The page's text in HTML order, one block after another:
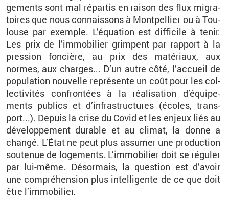
ge­ments sont mal ré­par­tis en rai­son des flux mi­gra­
toires que nous connais­sons à Mont­pel­lier ou à Tou­
louse par exemple. L’équa­tion est dif­fi­cile à tenir.
Les prix de l’im­mo­bi­lier grimpent par rap­port à la
pres­sion fon­cière, au prix des ma­té­riaux, aux
normes, aux charges... D’un autre côté, l’ac­cueil de
po­pu­la­tion nou­velle re­pré­sente un coût pour les col­
lec­ti­vi­tés confron­tées à la réa­li­sa­tion d’équi­pe­
ments pu­blics et d’in­fra­struc­tures (écoles, trans­
port...). De­puis la crise du Covid et les en­jeux liés au
dé­ve­lop­pe­ment du­rable et au cli­mat, la donne a
changé. L’État ne peut plus as­su­mer une pro­duc­tion
sou­te­nue de lo­ge­ments. L’im­mo­bi­lier doit se ré­gu­ler
par lui-même. Dé­sor­mais, la ques­tion est d’avoir
une com­pré­hen­sion plus in­tel­li­gente de ce que doit
être l’im­mo­bi­lier.